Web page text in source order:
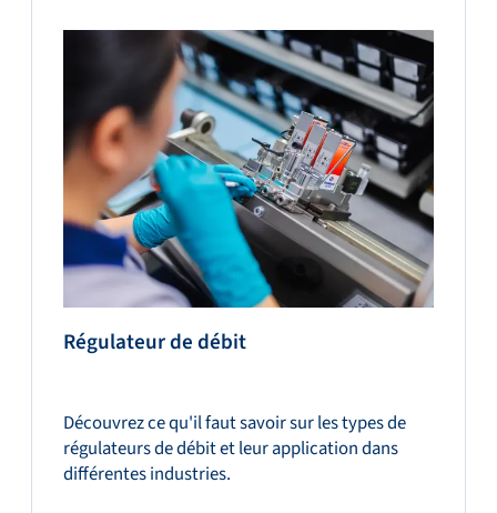
Régulateur de débit
Découvrez ce qu'il faut savoir sur les types de
régulateurs de débit et leur application dans
différentes industries.